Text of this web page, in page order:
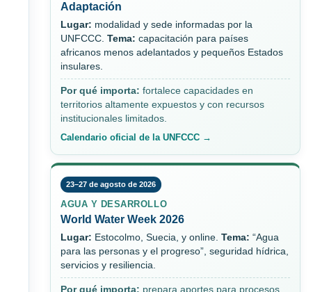
Adaptación
Lugar: modalidad y sede informadas por la
UNFCCC. Tema: capacitación para países
africanos menos adelantados y pequeños Estados
insulares.
Por qué importa: fortalece capacidades en
territorios altamente expuestos y con recursos
institucionales limitados.
Calendario oficial de la UNFCCC →
23–27 de agosto de 2026
AGUA Y DESARROLLO
World Water Week 2026
Lugar: Estocolmo, Suecia, y online. Tema: “Agua
para las personas y el progreso”, seguridad hídrica,
servicios y resiliencia.
Por qué importa: prepara aportes para procesos